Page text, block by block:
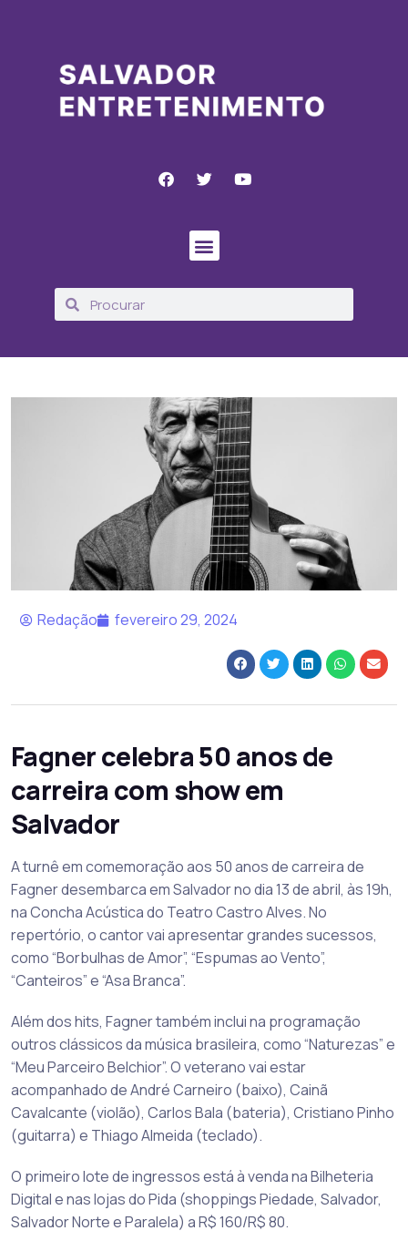
Redação fevereiro 29, 2024
Fagner celebra 50 anos de
carreira com show em
Salvador
A turnê em comemoração aos 50 anos de carreira de
Fagner desembarca em Salvador no dia 13 de abril, às 19h,
na Concha Acústica do Teatro Castro Alves. No
repertório, o cantor vai apresentar grandes sucessos,
como “Borbulhas de Amor”, “Espumas ao Vento”,
“Canteiros” e “Asa Branca”.
Além dos hits, Fagner também inclui na programação
outros clássicos da música brasileira, como “Naturezas” e
“Meu Parceiro Belchior”. O veterano vai estar
acompanhado de André Carneiro (baixo), Cainã
Cavalcante (violão), Carlos Bala (bateria), Cristiano Pinho
(guitarra) e Thiago Almeida (teclado).
O primeiro lote de ingressos está à venda na Bilheteria
Digital e nas lojas do Pida (shoppings Piedade, Salvador,
Salvador Norte e Paralela) a R$ 160/R$ 80.